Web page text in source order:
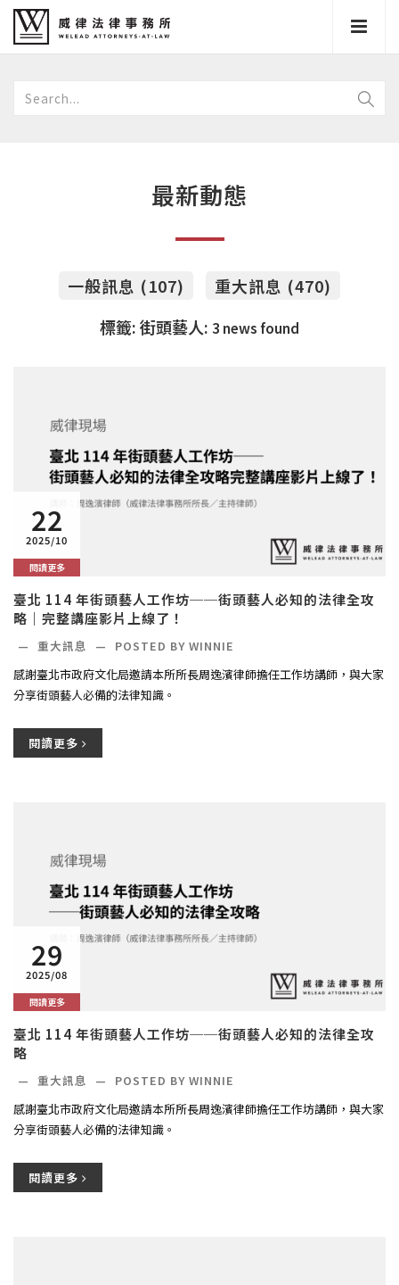
最新動態
一般訊息 (107)
重大訊息 (470)
標籤: 街頭藝人: 3 news found
22
2025/10
閱讀更多
臺北 114 年街頭藝人工作坊──街頭藝人必知的法律全攻
略｜完整講座影片上線了！
— 重大訊息 —
POSTED BY WINNIE
感謝臺北市政府文化局邀請本所所長周逸濱律師擔任工作坊講師，與大家
分享街頭藝人必備的法律知識。
閱讀更多
29
2025/08
閱讀更多
臺北 114 年街頭藝人工作坊──街頭藝人必知的法律全攻
略
— 重大訊息 —
POSTED BY WINNIE
感謝臺北市政府文化局邀請本所所長周逸濱律師擔任工作坊講師，與大家
分享街頭藝人必備的法律知識。
閱讀更多